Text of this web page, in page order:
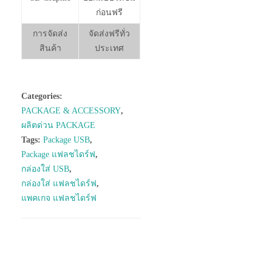
ก่อนฟรี
การจัดส่ง
สินค้า
จัดส่งฟรีทั่ว
ประเทศ
Categories:
PACKAGE & ACCESSORY,
ผลิตด่วน PACKAGE
Tags: Package USB,
Package แฟลชไดร์ฟ,
กล่องใส่ USB,
กล่องใส่ แฟลชไดร์ฟ,
แพคเกจ แฟลชไดร์ฟ